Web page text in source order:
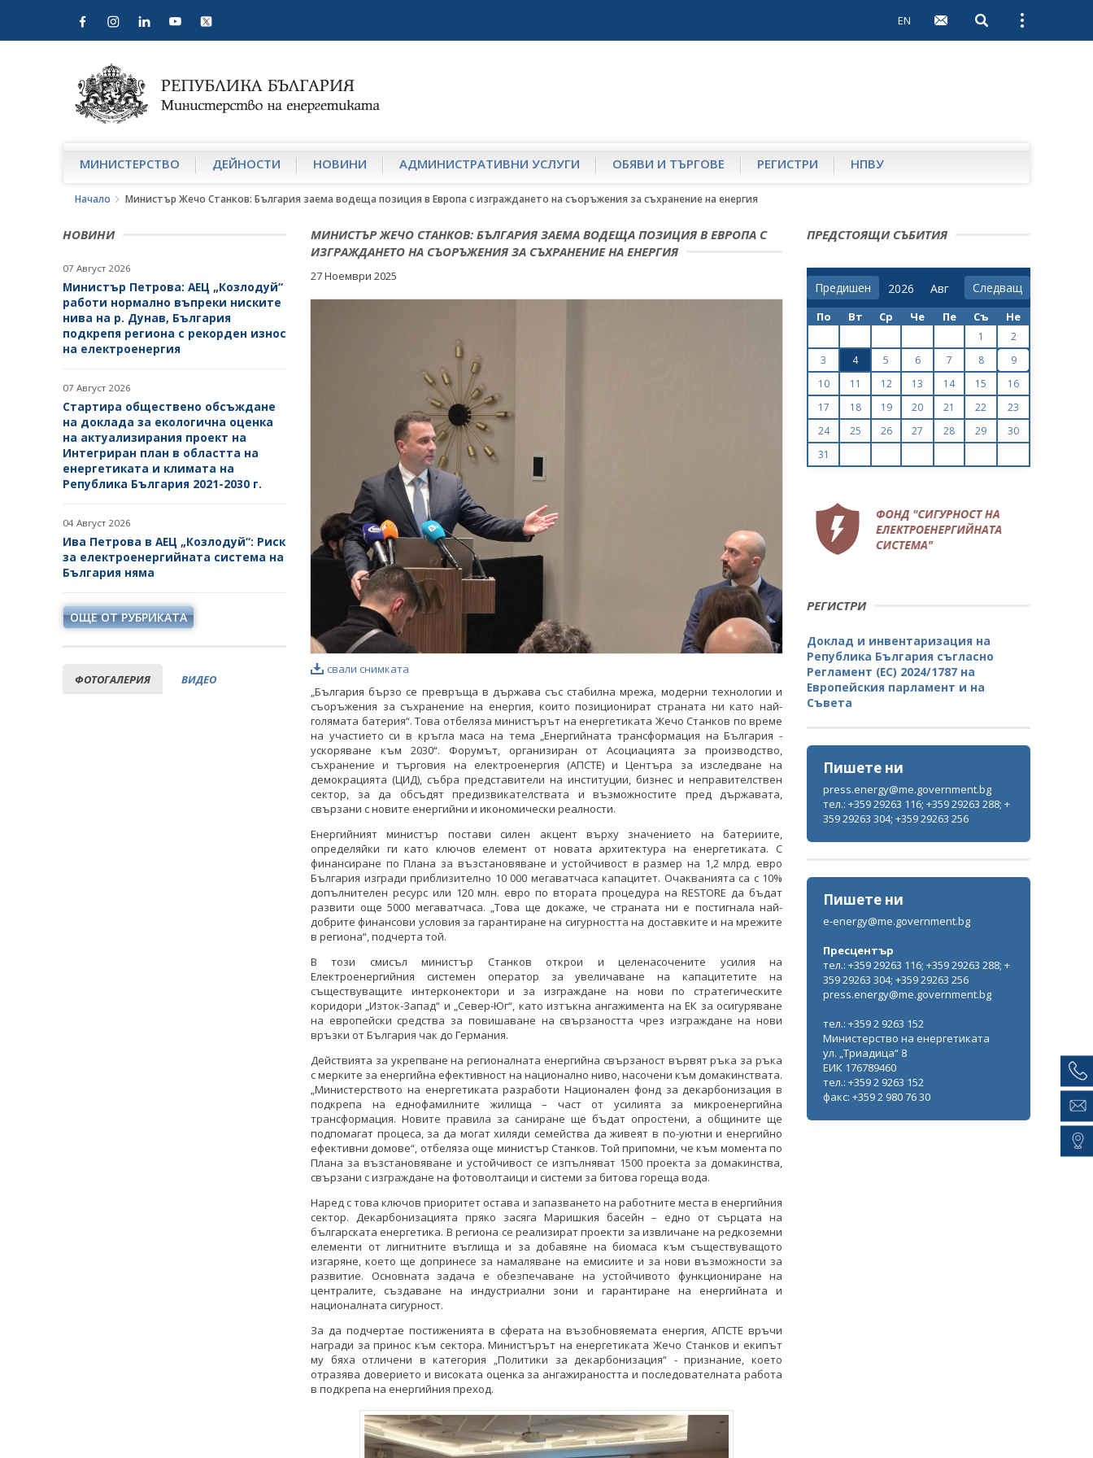
EN Open search
Open
МИНИСТЕРСТВО ДЕЙНОСТИ НОВИНИ АДМИНИСТРАТИВНИ УСЛУГИ ОБЯВИ И ТЪРГОВЕ РЕГИСТРИ НПВУ
Начало Министър Жечо Станков: България заема водеща позиция в Европа с изграждането на съоръжения за съхранение на енергия
НОВИНИ
07 Август 2026
Министър Петрова: АЕЦ „Козлодуй“
работи нормално въпреки ниските
нива на р. Дунав, България
подкрепя региона с рекорден износ
на електроенергия
07 Август 2026
Стартира обществено обсъждане
на доклада за екологична оценка
на актуализирания проект на
Интегриран план в областта на
енергетиката и климата на
Република България 2021-2030 г.
04 Август 2026
Ива Петрова в АЕЦ „Козлодуй“: Риск
за електроенергийната система на
България няма
ОЩЕ ОТ РУБРИКАТА
ФОТОГАЛЕРИЯ ВИДЕО
МИНИСТЪР ЖЕЧО СТАНКОВ: БЪЛГАРИЯ ЗАЕМА ВОДЕЩА ПОЗИЦИЯ В ЕВРОПА С
ИЗГРАЖДАНЕТО НА СЪОРЪЖЕНИЯ ЗА СЪХРАНЕНИЕ НА ЕНЕРГИЯ
27 Ноември 2025
свали снимката
„България бързо се превръща в държава със стабилна мрежа, модерни технологии и
съоръжения за съхранение на енергия, които позиционират страната ни като най-
голямата батерия“. Това отбеляза министърът на енергетиката Жечо Станков по време
на участието си в кръгла маса на тема „Енергийната трансформация на България -
ускоряване към 2030“. Форумът, организиран от Асоциацията за производство,
съхранение и търговия на електроенергия (АПСТЕ) и Центъра за изследване на
демокрацията (ЦИД), събра представители на институции, бизнес и неправителствен
сектор, за да обсъдят предизвикателствата и възможностите пред държавата,
свързани с новите енергийни и икономически реалности.
Енергийният министър постави силен акцент върху значението на батериите,
определяйки ги като ключов елемент от новата архитектура на енергетиката. С
финансиране по Плана за възстановяване и устойчивост в размер на 1,2 млрд. евро
България изгради приблизително 10 000 мегаватчаса капацитет. Очакванията са с 10%
допълнителен ресурс или 120 млн. евро по втората процедура на RESTORE да бъдат
развити още 5000 мегаватчаса. „Това ще докаже, че страната ни е постигнала най-
добрите финансови условия за гарантиране на сигурността на доставките и на мрежите
в региона“, подчерта той.
В този смисъл министър Станков открои и целенасочените усилия на
Електроенергийния системен оператор за увеличаване на капацитетите на
съществуващите интерконектори и за изграждане на нови по стратегическите
коридори „Изток-Запад“ и „Север-Юг“, като изтъкна ангажимента на ЕК за осигуряване
на европейски средства за повишаване на свързаността чрез изграждане на нови
връзки от България чак до Германия.
Действията за укрепване на регионалната енергийна свързаност вървят ръка за ръка
с мерките за енергийна ефективност на национално ниво, насочени към домакинствата.
„Министерството на енергетиката разработи Национален фонд за декарбонизация в
подкрепа на еднофамилните жилища – част от усилията за микроенергийна
трансформация. Новите правила за саниране ще бъдат опростени, а общините ще
подпомагат процеса, за да могат хиляди семейства да живеят в по-уютни и енергийно
ефективни домове“, отбеляза още министър Станков. Той припомни, че към момента по
Плана за възстановяване и устойчивост се изпълняват 1500 проекта за домакинства,
свързани с изграждане на фотоволтаици и системи за битова гореща вода.
Наред с това ключов приоритет остава и запазването на работните места в енергийния
сектор. Декарбонизацията пряко засяга Маришкия басейн – едно от сърцата на
българската енергетика. В региона се реализират проекти за извличане на редкоземни
елементи от лигнитните въглища и за добавяне на биомаса към съществуващото
изгаряне, което ще допринесе за намаляване на емисиите и за нови възможности за
развитие. Основната задача е обезпечаване на устойчивото функциониране на
централите, създаване на индустриални зони и гарантиране на енергийната и
националната сигурност.
За да подчертае постиженията в сферата на възобновяемата енергия, АПСТЕ връчи
награди за принос към сектора. Министърът на енергетиката Жечо Станков и екипът
му бяха отличени в категория „Политики за декарбонизация“ - признание, което
отразява доверието и високата оценка за ангажираността и последователната работа
в подкрепа на енергийния преход.
ПРЕДСТОЯЩИ СЪБИТИЯ
Предишен Следващ
По Вт Ср Че Пе Съ Не
1
2
3
4 5 6 7 8
9
10
11 12 13 14 15
16
17
18 19 20 21 22
23
24
25 26 27 28 29
30
31
РЕГИСТРИ
Доклад и инвентаризация на
Република България съгласно
Регламент (ЕС) 2024/1787 на
Европейския парламент и на
Съвета
Пишете ни
press.energy@me.government.bg
тел.: +359 29263 116; +359 29263 288; +
359 29263 304; +359 29263 256
Пишете ни
e-energy@me.government.bg
Пресцентър
тел.: +359 29263 116; +359 29263 288; +
359 29263 304; +359 29263 256
press.energy@me.government.bg
тел.: +359 2 9263 152
Министерство на енергетиката
ул. „Триадица“ 8
ЕИК 176789460
тел.: +359 2 9263 152
факс: +359 2 980 76 30